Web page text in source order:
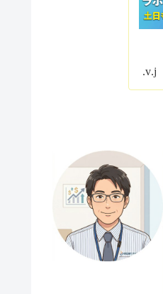
www.shikinguri-navi.jp